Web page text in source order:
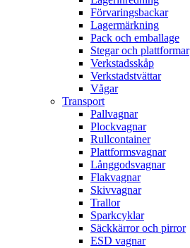
Förvaringsbackar
Lagermärkning
Pack och emballage
Stegar och plattformar
Verkstadsskåp
Verkstadstvättar
Vågar
Transport
Pallvagnar
Plockvagnar
Rullcontainer
Plattformsvagnar
Långgodsvagnar
Flakvagnar
Skivvagnar
Trallor
Sparkcyklar
Säckkärror och pirror
ESD vagnar